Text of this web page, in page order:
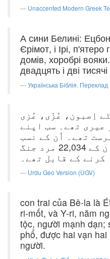
Unaccented Modern Greek
А сини Белині: Ецбон,
Єрімот, і Ірі, п'ятеро
домів, хоробрі
двадцять і дві
Українська Біблія. Переклад
اِصبون، عُزّی، عُزی
عیری تھے۔ سب اپنے
تھے۔ اُن کے نسب
ناموں کے مطابق اُن کے 22,034 مرد جنگ
کرنے کے قابل تھے۔
Urdu Geo Version (UGV)
con trai của Bê-la là
ri-mốt, và Y-ri, năm
tộc, người mạnh dạn;
phổ, được hai vạn
người.